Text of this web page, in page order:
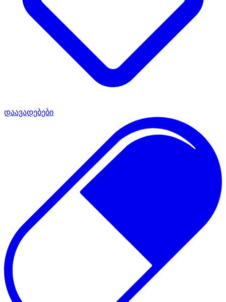
დაავადებები